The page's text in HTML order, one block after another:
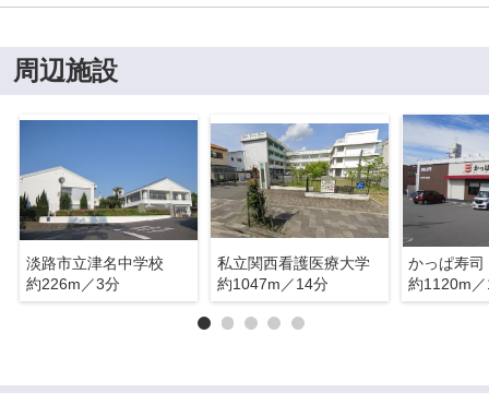
周辺施設
淡路市立津名中学校
約226m／3分
私立関西看護医療大学
約1047m／14分
かっぱ寿司
約1120m